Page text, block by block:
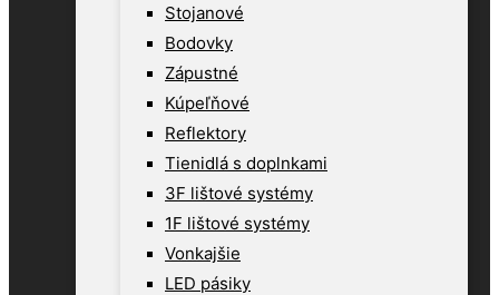
Stojanové
Bodovky
Zápustné
Kúpeľňové
Reflektory
Tienidlá s doplnkami
3F lištové systémy
1F lištové systémy
Vonkajšie
LED pásiky